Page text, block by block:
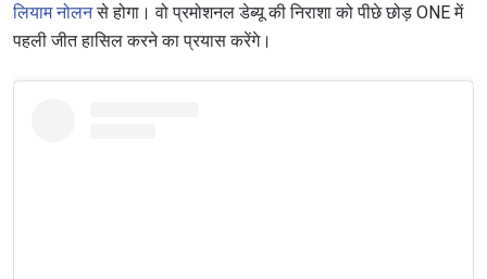
लियाम नोलनसे होगा। वो प्रमोशनल डेब्यू की निराशा को पीछे छोड़ ONE में
पहली जीत हासिल करने का प्रयास करेंगे।